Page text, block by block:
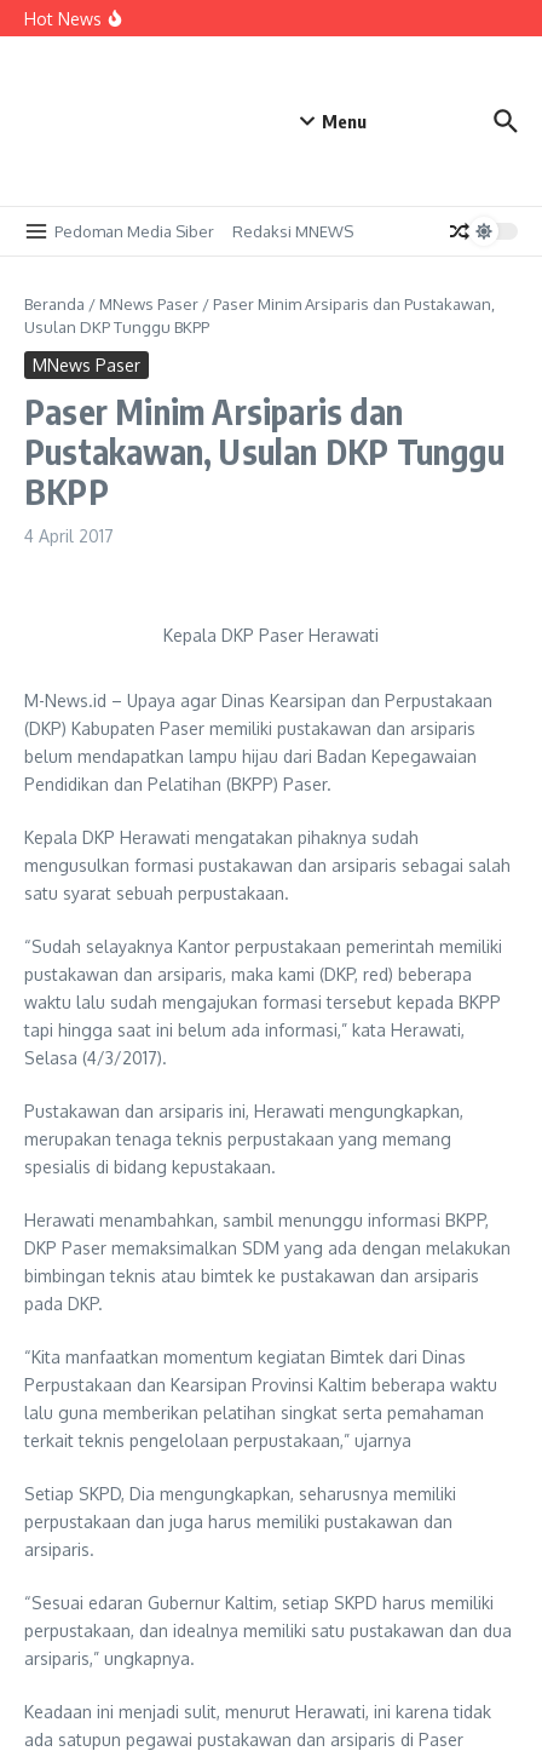
Lewati ke konten
Hot News
Demi Naik Kelas, 101 Pekebun Sawit Paser Antusias
Menu
Pedoman Media Siber Redaksi MNEWS
Beranda / MNews Paser / Paser Minim Arsiparis dan Pustakawan,
Usulan DKP Tunggu BKPP
MNews Paser
Paser Minim Arsiparis dan
Pustakawan, Usulan DKP Tunggu
BKPP
4 April 2017
Kepala DKP Paser Herawati
M-News.id – Upaya agar Dinas Kearsipan dan Perpustakaan
(DKP) Kabupaten Paser memiliki pustakawan dan arsiparis
belum mendapatkan lampu hijau dari Badan Kepegawaian
Pendidikan dan Pelatihan (BKPP) Paser.
Kepala DKP Herawati mengatakan pihaknya sudah
mengusulkan formasi pustakawan dan arsiparis sebagai salah
satu syarat sebuah perpustakaan.
“Sudah selayaknya Kantor perpustakaan pemerintah memiliki
pustakawan dan arsiparis, maka kami (DKP, red) beberapa
waktu lalu sudah mengajukan formasi tersebut kepada BKPP
tapi hingga saat ini belum ada informasi,” kata Herawati,
Selasa (4/3/2017).
Pustakawan dan arsiparis ini, Herawati mengungkapkan,
merupakan tenaga teknis perpustakaan yang memang
spesialis di bidang kepustakaan.
Herawati menambahkan, sambil menunggu informasi BKPP,
DKP Paser memaksimalkan SDM yang ada dengan melakukan
bimbingan teknis atau bimtek ke pustakawan dan arsiparis
pada DKP.
“Kita manfaatkan momentum kegiatan Bimtek dari Dinas
Perpustakaan dan Kearsipan Provinsi Kaltim beberapa waktu
lalu guna memberikan pelatihan singkat serta pemahaman
terkait teknis pengelolaan perpustakaan,” ujarnya
Setiap SKPD, Dia mengungkapkan, seharusnya memiliki
perpustakaan dan juga harus memiliki pustakawan dan
arsiparis.
“Sesuai edaran Gubernur Kaltim, setiap SKPD harus memiliki
perpustakaan, dan idealnya memiliki satu pustakawan dan dua
arsiparis,” ungkapnya.
Keadaan ini menjadi sulit, menurut Herawati, ini karena tidak
ada satupun pegawai pustakawan dan arsiparis di Paser